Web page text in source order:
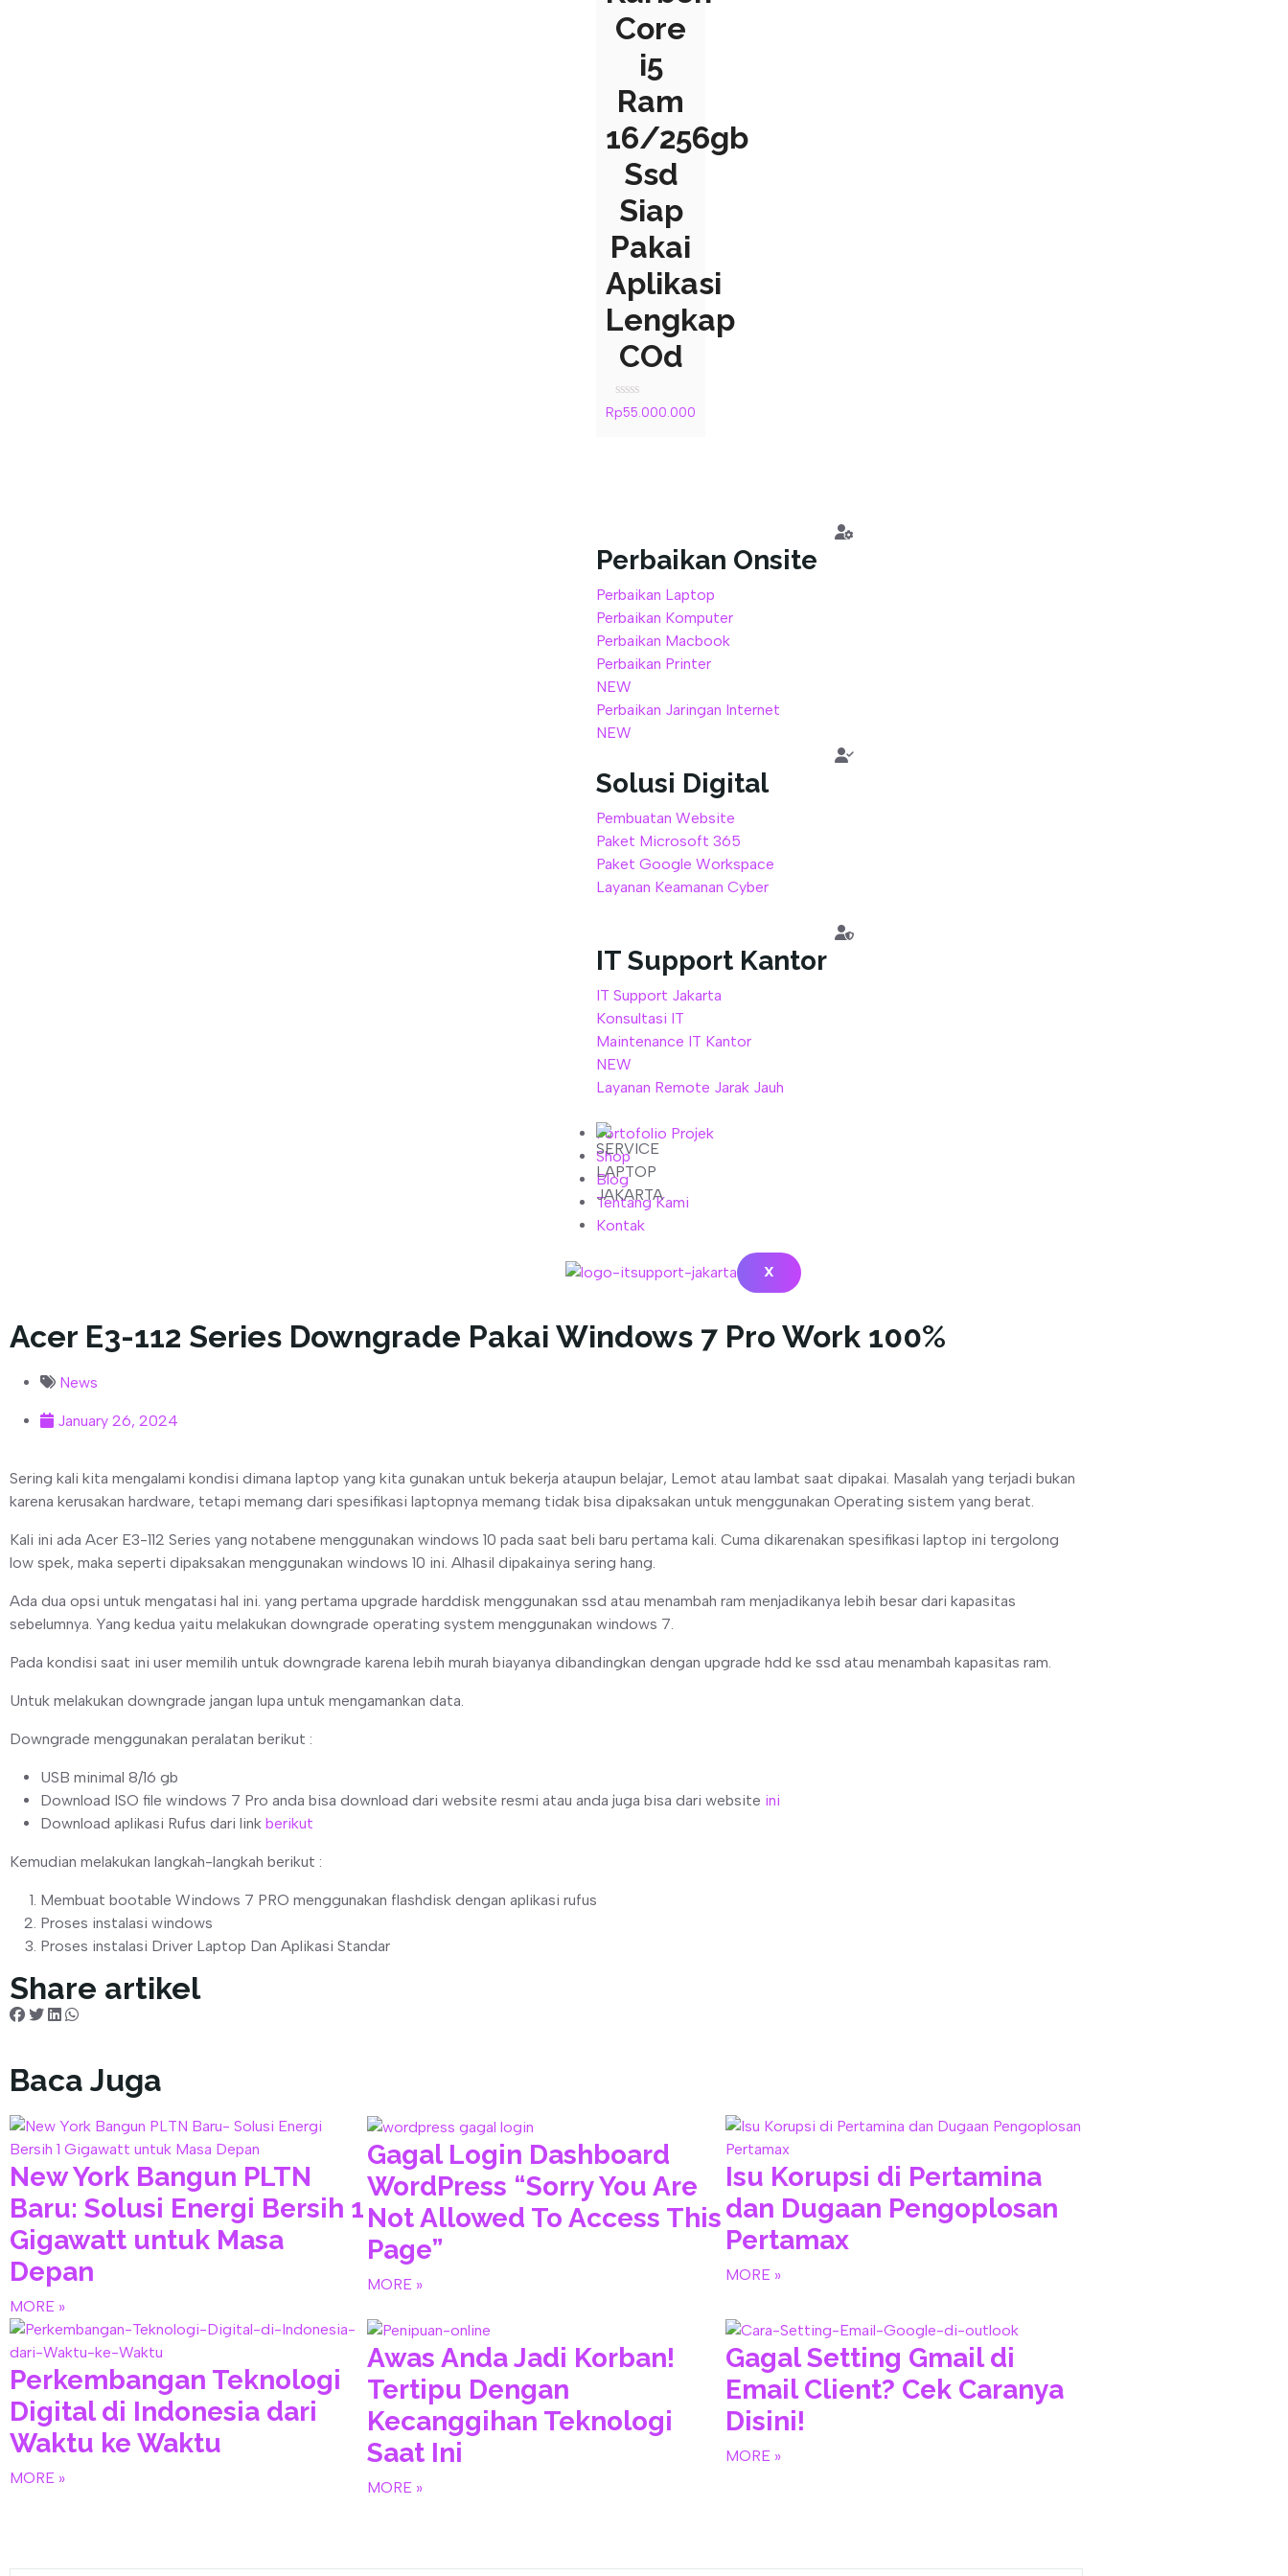
Core
i5
Ram
16/256gb
Ssd
Siap
Pakai
Aplikasi
Lengkap
COd
Rated
0
Rp55.000.000
Perbaikan Onsite
Perbaikan Laptop
Perbaikan Komputer
Perbaikan Macbook
Perbaikan Printer
NEW
Perbaikan Jaringan Internet
NEW
Solusi Digital
Pembuatan Website
Paket Microsoft 365
Paket Google Workspace
Layanan Keamanan Cyber
IT Support Kantor
IT Support Jakarta
Konsultasi IT
Maintenance IT Kantor
NEW
Layanan Remote Jarak Jauh
Portofolio Projek
Shop
Blog
Tentang Kami
Kontak
X
Acer E3-112 Series Downgrade Pakai Windows 7 Pro Work 100%
News
January 26, 2024
Sering kali kita mengalami kondisi dimana laptop yang kita gunakan untuk bekerja ataupun belajar, Lemot atau lambat saat dipakai. Masalah yang terjadi bukan
karena kerusakan hardware, tetapi memang dari spesifikasi laptopnya memang tidak bisa dipaksakan untuk menggunakan Operating sistem yang berat.
Kali ini ada Acer E3-112 Series yang notabene menggunakan windows 10 pada saat beli baru pertama kali. Cuma dikarenakan spesifikasi laptop ini tergolong
low spek, maka seperti dipaksakan menggunakan windows 10 ini. Alhasil dipakainya sering hang.
Ada dua opsi untuk mengatasi hal ini. yang pertama upgrade harddisk menggunakan ssd atau menambah ram menjadikanya lebih besar dari kapasitas
sebelumnya. Yang kedua yaitu melakukan downgrade operating system menggunakan windows 7.
Pada kondisi saat ini user memilih untuk downgrade karena lebih murah biayanya dibandingkan dengan upgrade hdd ke ssd atau menambah kapasitas ram.
Untuk melakukan downgrade jangan lupa untuk mengamankan data.
Downgrade menggunakan peralatan berikut :
USB minimal 8/16 gb
Download ISO file windows 7 Pro anda bisa download dari website resmi atau anda juga bisa dari website ini
Download aplikasi Rufus dari link berikut
Kemudian melakukan langkah-langkah berikut :
Membuat bootable Windows 7 PRO menggunakan flashdisk dengan aplikasi rufus
Proses instalasi windows
Proses instalasi Driver Laptop Dan Aplikasi Standar
Share artikel
Baca Juga
New York Bangun PLTN
Baru: Solusi Energi Bersih 1
Gigawatt untuk Masa
Depan
MORE »
Gagal Login Dashboard
WordPress “Sorry You Are
Not Allowed To Access This
Page”
MORE »
Isu Korupsi di Pertamina
dan Dugaan Pengoplosan
Pertamax
MORE »
Perkembangan Teknologi
Digital di Indonesia dari
Waktu ke Waktu
MORE »
Awas Anda Jadi Korban!
Tertipu Dengan
Kecanggihan Teknologi
Saat Ini
MORE »
Gagal Setting Gmail di
Email Client? Cek Caranya
Disini!
MORE »